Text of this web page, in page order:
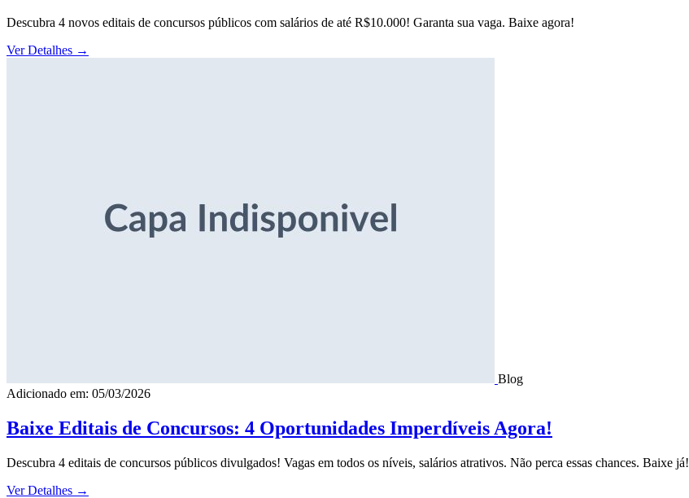
Descubra 4 novos editais de concursos públicos com salários de até R$10.000! Garanta sua vaga. Baixe agora!
Ver Detalhes →
Blog
Adicionado em: 05/03/2026
Baixe Editais de Concursos: 4 Oportunidades Imperdíveis Agora!
Descubra 4 editais de concursos públicos divulgados! Vagas em todos os níveis, salários atrativos. Não perca essas chances. Baixe já!
Ver Detalhes →